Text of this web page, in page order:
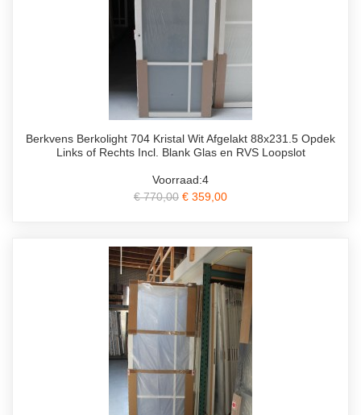
Berkvens Berkolight 704 Kristal Wit Afgelakt 88x231.5 Opdek
Links of Rechts Incl. Blank Glas en RVS Loopslot
Voorraad:4
€ 770,00 € 359,00